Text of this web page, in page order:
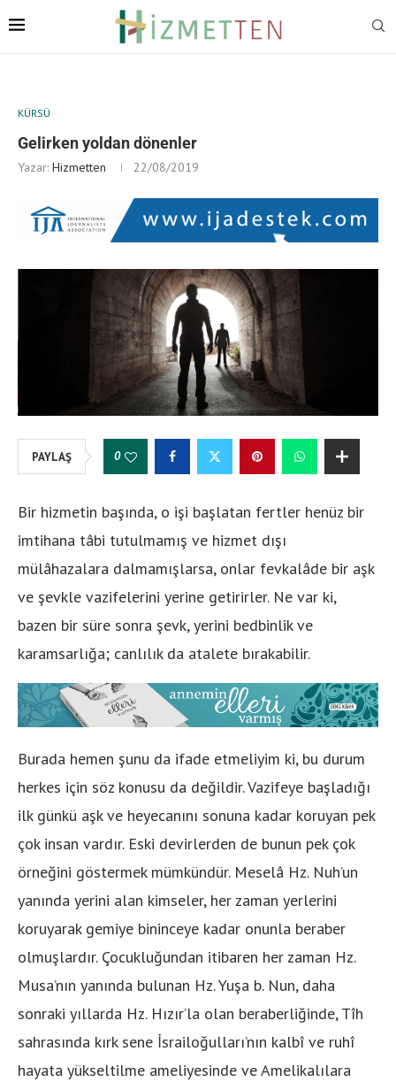
KÜRSÜ
Gelirken yoldan dönenler
Yazar: Hizmetten 22/08/2019
PAYLAŞ 0
Bir hizmetin başında, o işi başlatan fertler henüz bir
imtihana tâbi tutulmamış ve hizmet dışı
mülâhazalara dalmamışlarsa, onlar fevkalâde bir aşk
ve şevkle vazifelerini yerine getirirler. Ne var ki,
bazen bir süre sonra şevk, yerini bedbinlik ve
karamsarlığa; canlılık da atalete bırakabilir.
Burada hemen şunu da ifade etmeliyim ki, bu durum
herkes için söz konusu da değildir. Vazifeye başladığı
ilk günkü aşk ve heyecanını sonuna kadar koruyan pek
çok insan vardır. Eski devirlerden de bunun pek çok
örneğini göstermek mümkündür. Meselâ Hz. Nuh’un
yanında yerini alan kimseler, her zaman yerlerini
koruyarak gemiye bininceye kadar onunla beraber
olmuşlardır. Çocukluğundan itibaren her zaman Hz.
Musa’nın yanında bulunan Hz. Yuşa b. Nun, daha
sonraki yıllarda Hz. Hızır’la olan beraberliğinde, Tîh
sahrasında kırk sene İsrailoğulları’nın kalbî ve ruhî
hayata yükseltilme ameliyesinde ve Amelikalılara